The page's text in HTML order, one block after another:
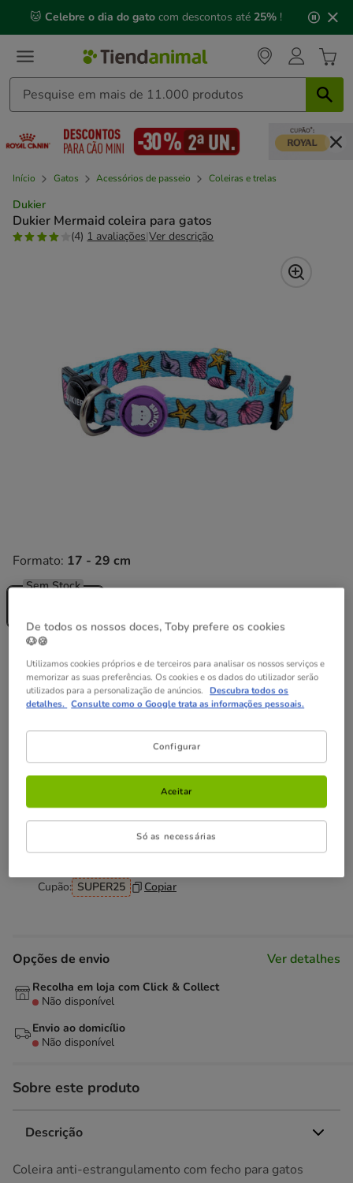
mensagem,
🐱 Celebre o dia do gato com descontos até 25% !
Início Gatos Acessórios de passeio Coleiras e trelas
Dukier
Dukier Mermaid coleira para gatos
(4) 1 avaliações|Ver descrição
Formato: 17 - 29 cm
Sem Stock
Não perca estas promoções!
Direto na compra de referências para gato
com um valor igual ou superior a 39€. Ver condições
-25% na 2ª un Com cupão numa seleção de alimentação,
Cupão: SUPER25 Copiar
Preço 8.99€
8.99€
Temporariamente sem stock
Opções de envio Ver detalhes
Recolha em loja com Click & Collect
Não disponível
Envio ao domicílio
Não disponível
Sobre este produto
Descrição
Coleira anti-estrangulamento com fecho para gatos
De todos os nossos doces, Toby prefere os cookies
🐶🍪
Utilizamos cookies próprios e de terceiros para analisar os nossos serviços e
memorizar as suas preferências. Os cookies e os dados do utilizador serão
utilizados para a personalização de anúncios. Descubra todos os
detalhes. Consulte como o Google trata as informações pessoais.
Configurar
Só as necessárias
Aceitar